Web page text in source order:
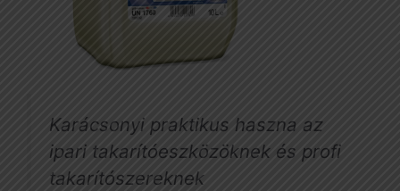
Karácsonyi praktikus haszna az
ipari takarítóeszközöknek és profi
takarítószereknek